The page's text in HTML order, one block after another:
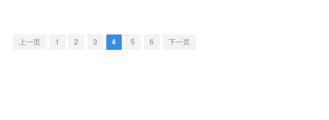
上一页 1 2 3 4 5 6 下一页